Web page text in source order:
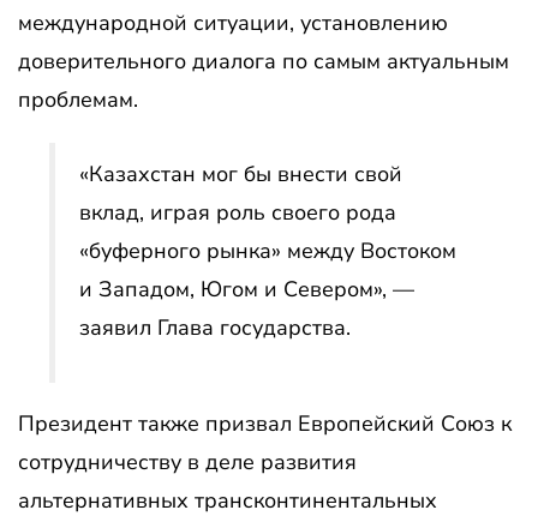
международной ситуации, установлению
доверительного диалога по самым актуальным
проблемам.
«Казахстан мог бы внести свой
вклад, играя роль своего рода
«буферного рынка» между Востоком
и Западом, Югом и Севером», —
заявил Глава государства.
Президент также призвал Европейский Союз к
сотрудничеству в деле развития
альтернативных трансконтинентальных